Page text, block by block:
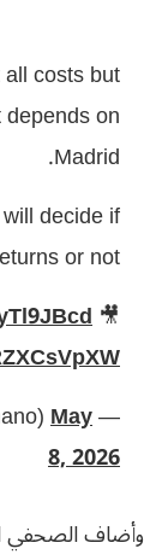
costs but
on
Madrid.
decide if
or not.
🎥
— Fabrizio Romano (@FabrizioRomano)
May
8, 2026
وأضاف الصحفي